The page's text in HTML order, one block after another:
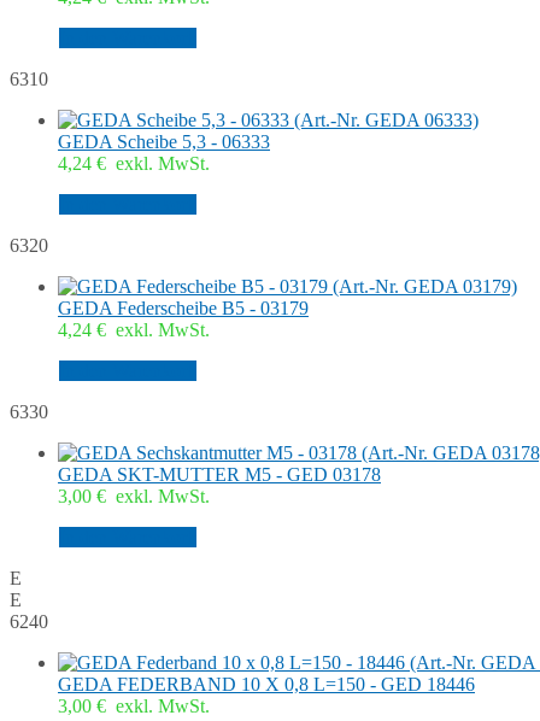
6310
GEDA Scheibe 5,3 - 06333
4,24 € exkl. MwSt.
6320
GEDA Federscheibe B5 - 03179
4,24 € exkl. MwSt.
6330
GEDA SKT-MUTTER M5 - GED 03178
3,00 € exkl. MwSt.
E
E
6240
GEDA FEDERBAND 10 X 0,8 L=150 - GED 18446
3,00 € exkl. MwSt.